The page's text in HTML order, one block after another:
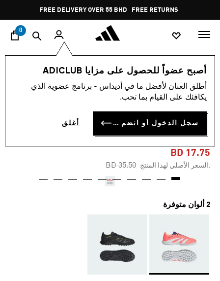
Pause
promotion
rotation
FREE DELIVERY OVER 55 BHD FREE RETURNS
0
أصبح عضواً للحصول على مزايا ADICLUB
أطلق العنان لأفضل ما في أديداس - برنامج عضوية الذي
يكافئك على القيام بما تحب.
سجل الدخول أو انضم الآن أغلق
الأطفال أحذية
-50%
حذاء PREDATOR LEAGUE
TURF للأطفال
BD 17.75
:السعر الأصلي لهذا المنتج Price reduced from
BD 35.50
to
2 ألوان متوفرة